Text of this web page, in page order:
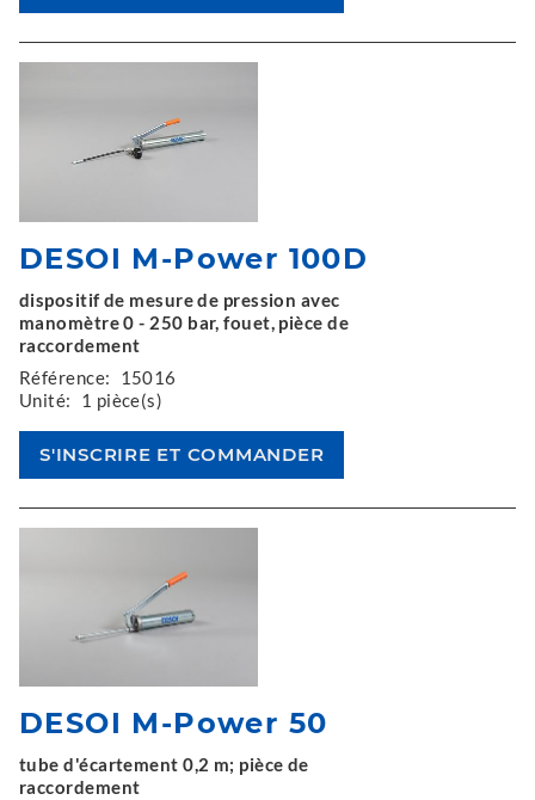
DESOI M-Power 100D
dispositif de mesure de pression avec
manomètre 0 - 250 bar, fouet, pièce de
raccordement
Référence:
15016
Unité:
1 pièce(s)
DESOI M-Power 50
tube d'écartement 0,2 m; pièce de
raccordement